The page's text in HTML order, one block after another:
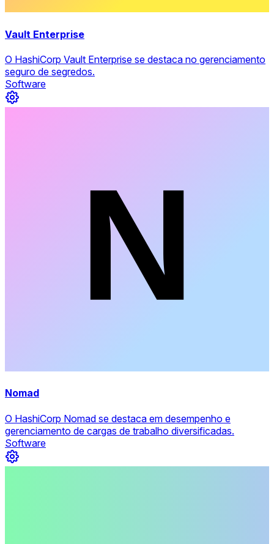
Vault Enterprise
O HashiCorp Vault Enterprise se destaca no gerenciamento
seguro de segredos.
Software
Nomad
O HashiCorp Nomad se destaca em desempenho e
gerenciamento de cargas de trabalho diversificadas.
Software